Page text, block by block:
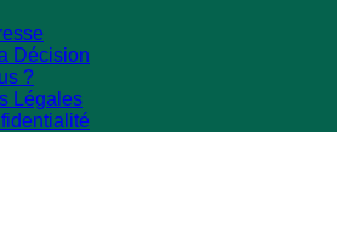
Décision
?
Légales